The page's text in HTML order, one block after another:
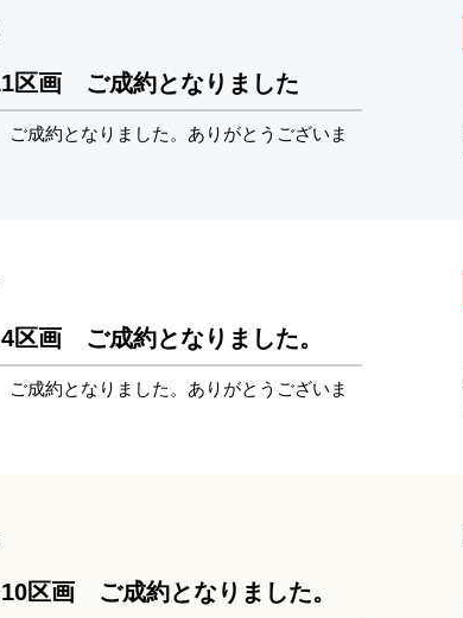
区画 ご成約となりました
成約となりました。ありがとうございま
区画 ご成約となりました。
成約となりました。ありがとうございま
区画 ご成約となりました。